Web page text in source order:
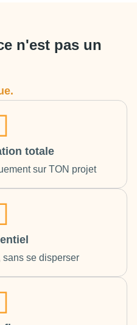
n'est pas un
totale
sur TON projet
sans se disperser